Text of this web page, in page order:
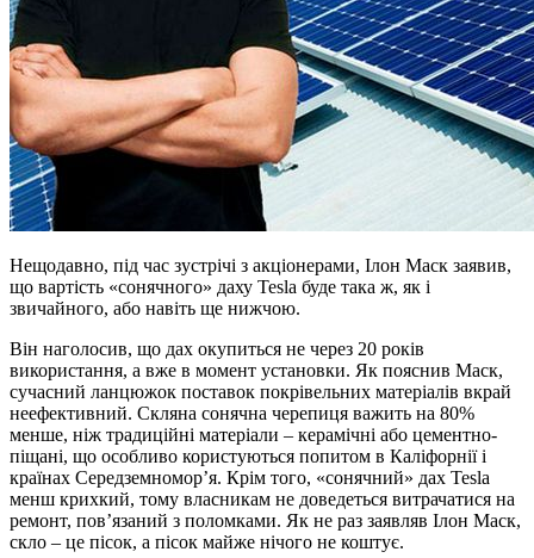
Нещодавно, під час зустрічі з акціонерами, Ілон Маск заявив,
що вартість «сонячного» даху Tesla буде така ж, як і
звичайного, або навіть ще нижчою.
Він наголосив, що дах окупиться не через 20 років
використання, а вже в момент установки. Як пояснив Маск,
сучасний ланцюжок поставок покрівельних матеріалів вкрай
неефективний. Скляна сонячна черепиця важить на 80%
менше, ніж традиційні матеріали – керамічні або цементно-
піщані, що особливо користуються попитом в Каліфорнії і
країнах Середземномор’я. Крім того, «сонячний» дах Tesla
менш крихкий, тому власникам не доведеться витрачатися на
ремонт, пов’язаний з поломками. Як не раз заявляв Ілон Маск,
скло – це пісок, а пісок майже нічого не коштує.